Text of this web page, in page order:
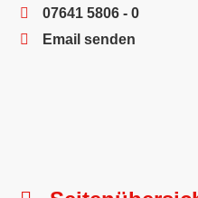
07641 5806 - 0
Email senden